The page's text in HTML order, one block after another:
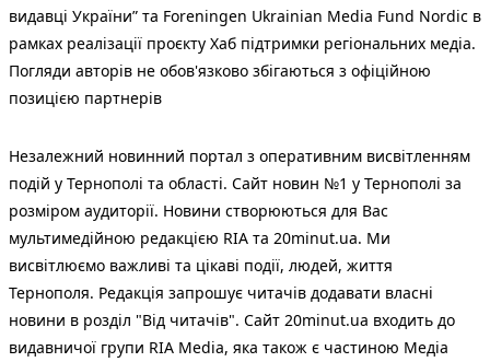
видавці України” та Foreningen Ukrainian Media Fund Nordic в
рамках реалізації проєкту Хаб підтримки регіональних медіа.
Погляди авторів не обов'язково збігаються з офіційною
позицією партнерів
Незалежний новинний портал з оперативним висвітленням
подій у Тернополі та області. Сайт новин №1 у Тернополі за
розміром аудиторії. Новини створюються для Вас
мультимедійною редакцією RIA та 20minut.ua. Ми
висвітлюємо важливі та цікаві події, людей, життя
Тернополя. Редакція запрошує читачів додавати власні
новини в розділ "Від читачів". Сайт 20minut.ua входить до
видавничої групи RIA Media, яка також є частиною Медіа